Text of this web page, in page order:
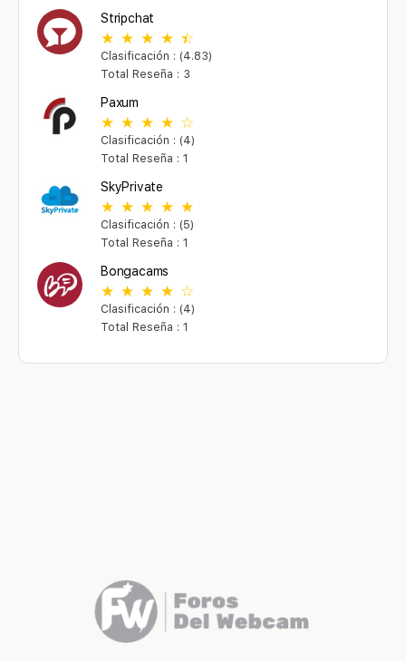
Stripchat
Clasificación : (4.83)
Total Reseña : 3
Paxum
Clasificación : (4)
Total Reseña : 1
SkyPrivate
Clasificación : (5)
Total Reseña : 1
Bongacams
Clasificación : (4)
Total Reseña : 1